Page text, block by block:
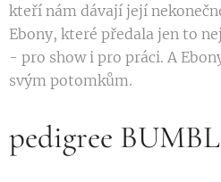
kteří nám dávají její
Ebony, které předala jen to
- pro show i pro práci. A
svým potomkům.
pedigree